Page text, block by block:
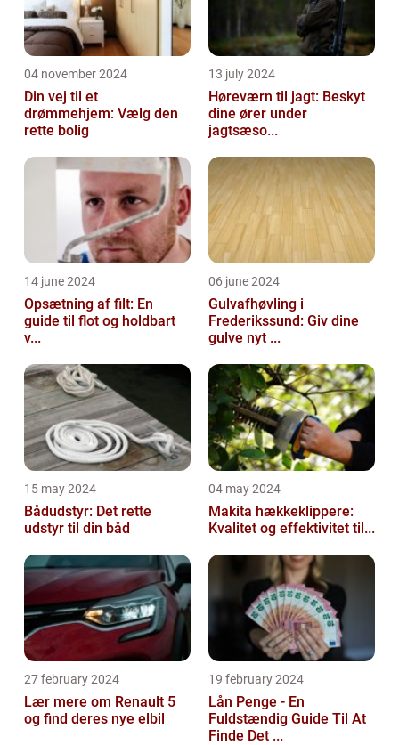
04 november 2024
Din vej til et
drømmehjem: Vælg den
rette bolig
13 july 2024
Høreværn til jagt: Beskyt
dine ører under
jagtsæso...
14 june 2024
Opsætning af filt: En
guide til flot og holdbart
v...
06 june 2024
Gulvafhøvling i
Frederikssund: Giv dine
gulve nyt ...
15 may 2024
Bådudstyr: Det rette
udstyr til din båd
04 may 2024
Makita hækkeklippere:
Kvalitet og effektivitet til...
27 february 2024
Lær mere om Renault 5
og find deres nye elbil
19 february 2024
Lån Penge - En
Fuldstændig Guide Til At
Finde Det ...